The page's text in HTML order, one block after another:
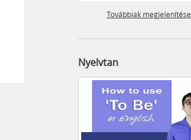
Továbbiak megjelenítése
Nyelvtan